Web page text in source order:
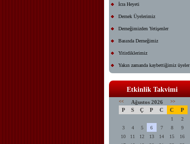
İcra Heyeti
Dernek Üyelerimiz
Derneğimizden Yetişenler
Basında Derneğimiz
Yitirdiklerimiz
Yakın zamanda kaybettiğimiz üyeler
Etkinlik Takvimi
<< Ağustos 2026 >>
P S Ç P C C P
1
2
3
4 5 6 7 8
9
10
11 12 13 14 15
16